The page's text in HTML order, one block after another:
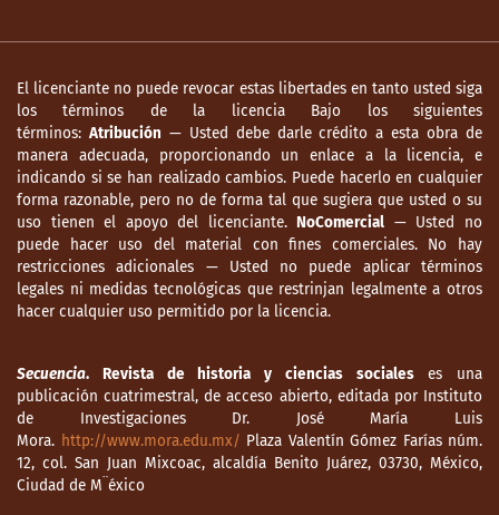
El licenciante no puede revocar estas libertades en tanto usted siga
los términos de la licencia Bajo los siguientes
términos: Atribución — Usted debe darle crédito a esta obra de
manera adecuada, proporcionando un enlace a la licencia, e
indicando si se han realizado cambios. Puede hacerlo en cualquier
forma razonable, pero no de forma tal que sugiera que usted o su
uso tienen el apoyo del licenciante.NoComercial — Usted no
puede hacer uso del material con fines comerciales. No hay
restricciones adicionales — Usted no puede aplicar términos
legales ni medidas tecnológicas que restrinjan legalmente a otros
hacer cualquier uso permitido por la licencia.
Secuencia. Revista de historia y ciencias socialeses una
publicación cuatrimestral, de acceso abierto, editada por Instituto
de Investigaciones Dr. José María Luis
Mora. http://www.mora.edu.mx/ Plaza Valentín Gómez Farías núm.
12, col. San Juan Mixcoac, alcaldía Benito Juárez, 03730, México,
Ciudad de M¨éxico